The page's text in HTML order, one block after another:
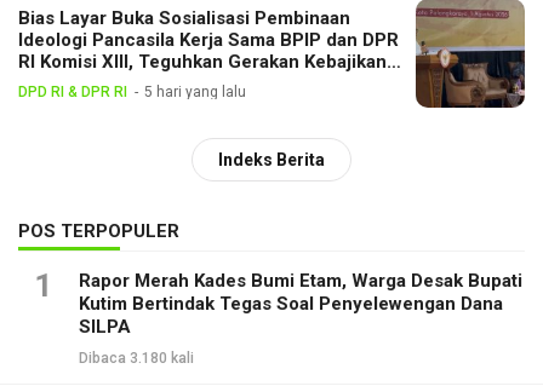
Bias Layar Buka Sosialisasi Pembinaan
Ideologi Pancasila Kerja Sama BPIP dan DPR
RI Komisi XIII, Teguhkan Gerakan Kebajikan
Pancasila di Tengah Masyarakat
DPD RI & DPR RI 5 hari yang lalu
Indeks Berita
POS TERPOPULER
1
Rapor Merah Kades Bumi Etam, Warga Desak Bupati
Kutim Bertindak Tegas Soal Penyelewengan Dana
SILPA
Dibaca 3.180 kali